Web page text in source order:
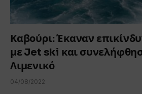
Καβούρι: Έκαναν
με Jet ski και
Λιμενικό
04/08/2022